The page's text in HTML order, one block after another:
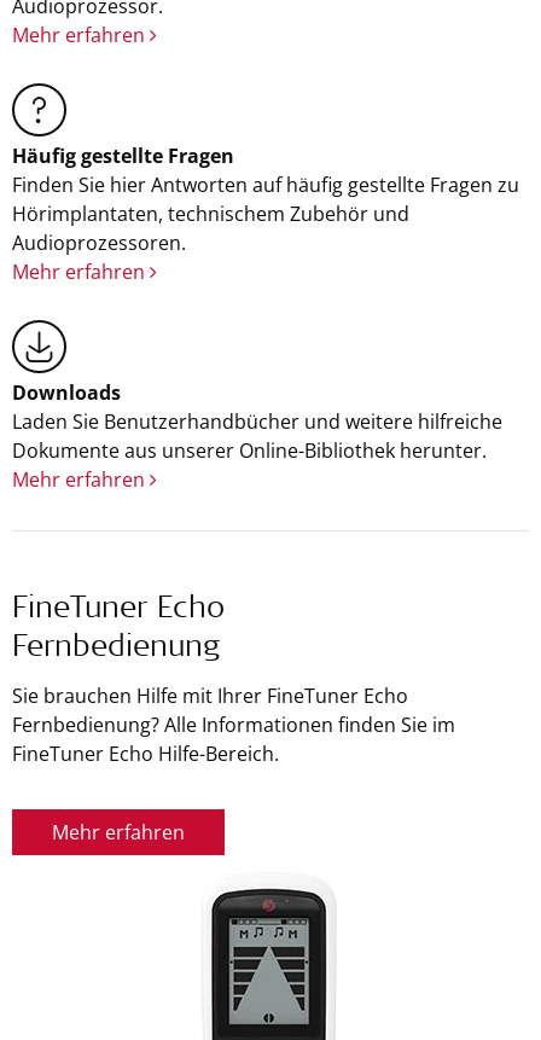
Audioprozessor.
Mehr erfahren
Häufig gestellte Fragen
Finden Sie hier Antworten auf häufig gestellte Fragen zu
Hörimplantaten, technischem Zubehör und
Audioprozessoren.
Mehr erfahren
Downloads
Laden Sie Benutzerhandbücher und weitere hilfreiche
Dokumente aus unserer Online-Bibliothek herunter.
Mehr erfahren
FineTuner Echo
Fernbedienung
Sie brauchen Hilfe mit Ihrer FineTuner Echo
Fernbedienung? Alle Informationen finden Sie im
FineTuner Echo Hilfe-Bereich.
Mehr erfahren